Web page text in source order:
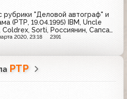
рубрики "Деловой автограф" и
(РТР, 19.04.1995) IBM, Uncle
Coldrex, Sorti, Россиянин, Сапсан,
Кредит
2020, 23:18 2391
РТР